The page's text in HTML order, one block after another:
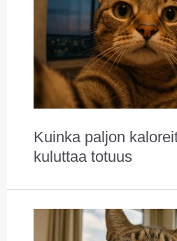
Kuinka paljon
kuluttaa totuus